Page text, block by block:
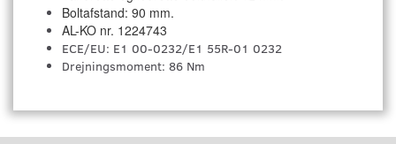
Boltafstand: 90 mm.
AL-KO nr. 1224743
ECE/EU: E1 00-0232/E1 55R-01 0232
Drejningsmoment: 86 Nm